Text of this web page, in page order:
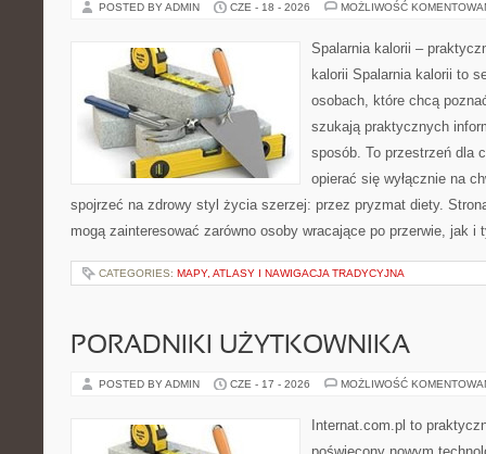
POSTED BY ADMIN CZE - 18 - 2026 MOŻLIWOŚĆ
Spalarnia kalorii –
kalorii Spalarnia kalorii to
osobach, które chcą
szukają praktycznych
sposób. To przestrzeń dla
opierać się wyłącznie na
spojrzeć na zdrowy styl życia szerzej: przez pryzmat diety.
mogą zainteresować zarówno osoby wracające po przerwie, jak
CATEGORIES: MAPY, ATLASY I NAWIGACJA TRADYCYJNA
PORADNIKI UŻYTKOWNIKA
POSTED BY ADMIN CZE - 17 - 2026 MOŻLIWOŚĆ
Internat.com.pl to